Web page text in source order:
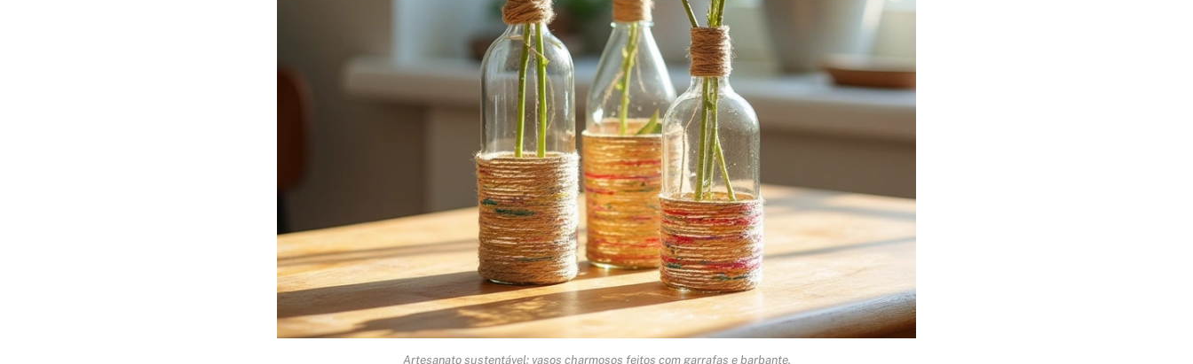
Artesanato sustentável: vasos charmosos feitos com garrafas e barbante.